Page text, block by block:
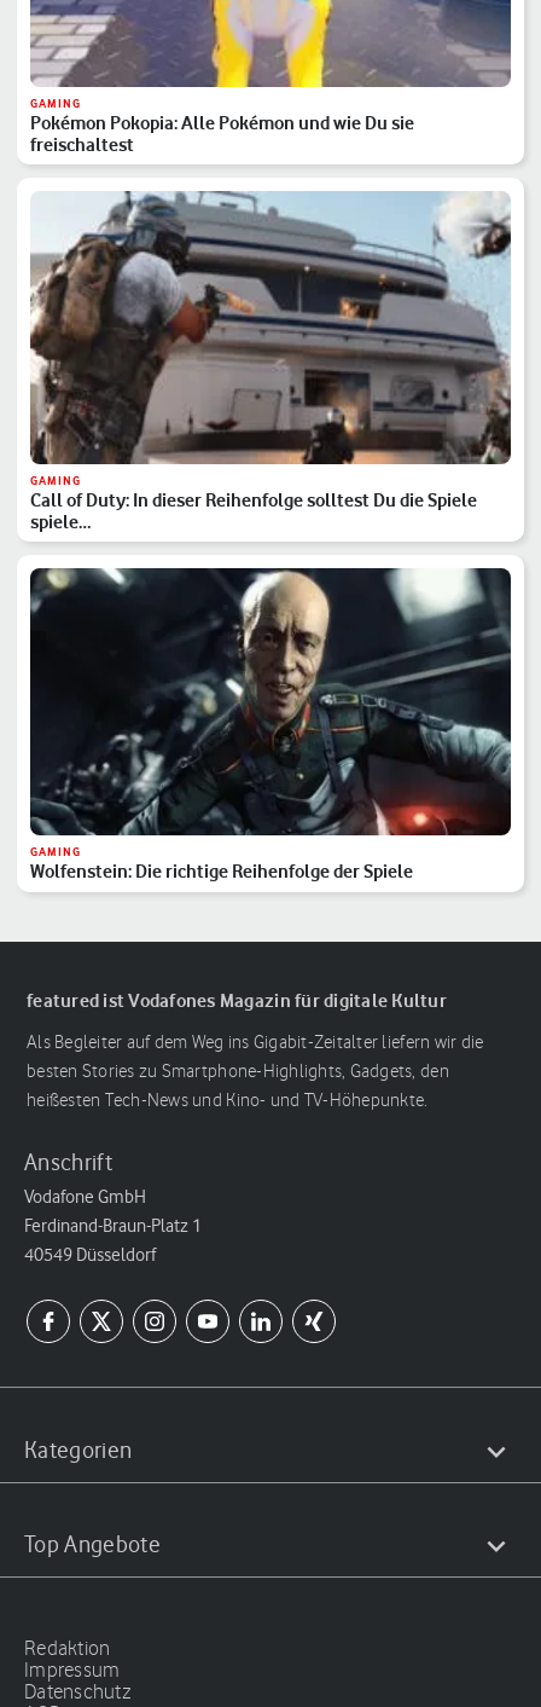
GAMING
Pokémon Pokopia: Alle Pokémon und wie Du sie
freischaltest
GAMING
Call of Duty: In dieser Reihenfolge solltest Du die Spiele
spiele…
GAMING
Wolfenstein: Die richtige Reihenfolge der Spiele
featured ist Vodafones Magazin für digitale Kultur
Als Begleiter auf dem Weg ins Gigabit-Zeitalter liefern wir die
besten Stories zu Smartphone-Highlights, Gadgets, den
heißesten Tech-News und Kino- und TV-Höhepunkte.
Anschrift
Vodafone GmbH
Ferdinand-Braun-Platz 1
40549 Düsseldorf
Kategorien
Top Angebote
Redaktion
Impressum
Datenschutz